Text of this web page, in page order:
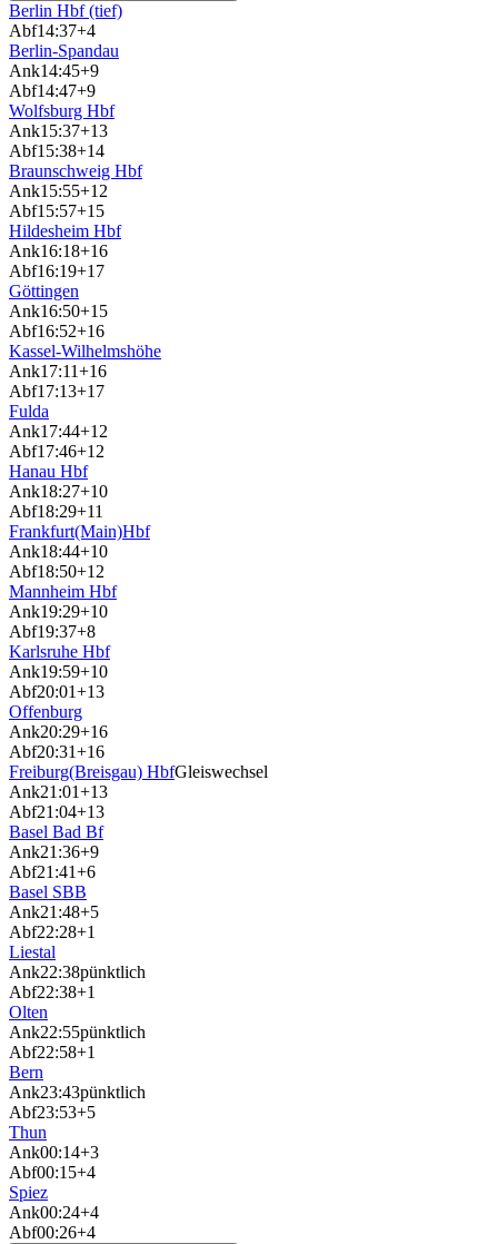
Berlin Hbf (tief)
Abf14:37+4
Berlin-Spandau
Ank14:45+9
Abf14:47+9
Wolfsburg Hbf
Ank15:37+13
Abf15:38+14
Braunschweig Hbf
Ank15:55+12
Abf15:57+15
Hildesheim Hbf
Ank16:18+16
Abf16:19+17
Göttingen
Ank16:50+15
Abf16:52+16
Kassel-Wilhelmshöhe
Ank17:11+16
Abf17:13+17
Fulda
Ank17:44+12
Abf17:46+12
Hanau Hbf
Ank18:27+10
Abf18:29+11
Frankfurt(Main)Hbf
Ank18:44+10
Abf18:50+12
Mannheim Hbf
Ank19:29+10
Abf19:37+8
Karlsruhe Hbf
Ank19:59+10
Abf20:01+13
Offenburg
Ank20:29+16
Abf20:31+16
Freiburg(Breisgau) HbfGleiswechsel
Ank21:01+13
Abf21:04+13
Basel Bad Bf
Ank21:36+9
Abf21:41+6
Basel SBB
Ank21:48+5
Abf22:28+1
Liestal
Ank22:38pünktlich
Abf22:38+1
Olten
Ank22:55pünktlich
Abf22:58+1
Bern
Ank23:43pünktlich
Abf23:53+5
Thun
Ank00:14+3
Abf00:15+4
Spiez
Ank00:24+4
Abf00:26+4